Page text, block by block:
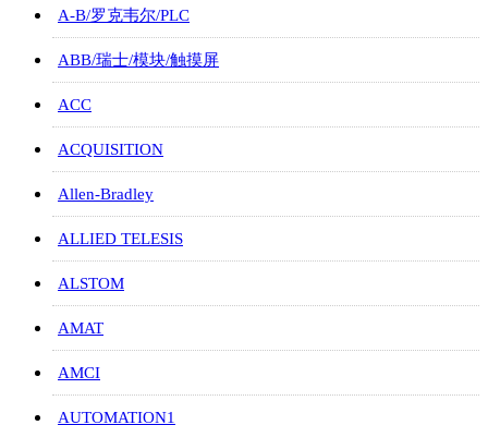
A-B/罗克韦尔/PLC
ABB/瑞士/模块/触摸屏
ACC
ACQUISITION
Allen-Bradley
ALLIED TELESIS
ALSTOM
AMAT
AMCI
AUTOMATION1